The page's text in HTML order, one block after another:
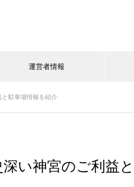
運営者情報
駐車場情報を紹介
い神宮のご利益と